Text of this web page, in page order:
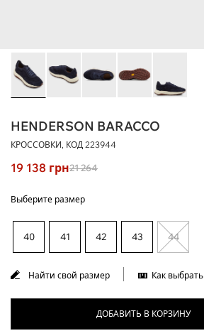
HENDERSON BARACCO
КРОССОВКИ, КОД 223944
19 138 грн21 264
Выберите размер
40 41 42 43 44
Найти свой размер Как выбрать
ДОБАВИТЬ В КОРЗИНУ